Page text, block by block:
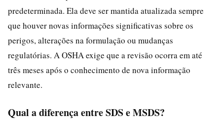
predeterminada. Ela deve ser mantida atualizada sempre
que houver novas informações significativas sobre os
perigos, alterações na formulação ou mudanças
regulatórias. A OSHA exige que a revisão ocorra em até
três meses após o conhecimento de nova informação
relevante.
Qual a diferença entre SDS e MSDS?